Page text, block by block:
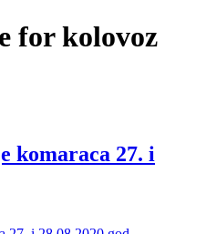
for kolovoz
komaraca 27. i